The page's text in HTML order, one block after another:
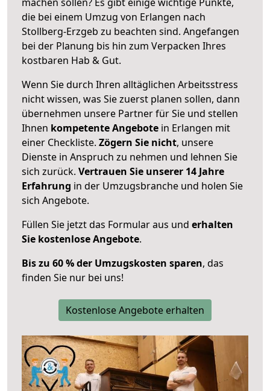
die bei einem Umzug von Erlangen nach
Stollberg-Erzgeb zu beachten sind. Angefangen
bei der Planung bis hin zum Verpacken Ihres
kostbaren Hab & Gut.
Wenn Sie durch Ihren alltäglichen Arbeitsstress
nicht wissen, was Sie zuerst planen sollen, dann
übernehmen unsere Partner für Sie und stellen
Ihnen kompetente Angebote in Erlangen mit
einer Checkliste. Zögern Sie nicht, unsere
Dienste in Anspruch zu nehmen und lehnen Sie
sich zurück. Vertrauen Sie unserer 14 Jahre
Erfahrung in der Umzugsbranche und holen Sie
sich Angebote.
Füllen Sie jetzt das Formular aus und erhalten
Sie kostenlose Angebote.
Bis zu 60 % der Umzugskosten sparen, das
finden Sie nur bei uns!
Kostenlose Angebote erhalten